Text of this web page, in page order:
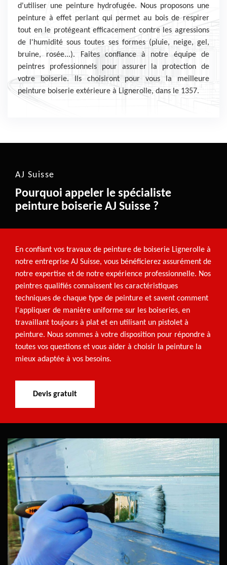
d'utiliser une peinture hydrofugée. Nous proposons une
peinture à effet perlant qui permet au bois de respirer
tout en le protégeant efficacement contre les agressions
de l'humidité sous toutes ses formes (pluie, neige, gel,
bruine, rosée...). Faites confiance à notre équipe de
peintres professionnels pour assurer la protection de
votre boiserie. Ils choisiront pour vous la meilleure
peinture boiserie extérieure à Lignerolle, dans le 1357.
AJ Suisse
Pourquoi appeler le spécialiste
peinture boiserie AJ Suisse ?
En confiant vos travaux de peinture de boiserie Lignerolle à
notre entreprise AJ Suisse, vous bénéficierez assurément de
notre expertise et de notre expérience professionnelle. Nos
peintres qualifiés connaissent les caractéristiques
techniques de chaque type de peinture et savent comment
l'appliquer de manière uniforme sur les boiseries, en
travaillant toujours à plat et en utilisant un pistolet à
peinture. Nous sommes à votre disposition pour répondre à
toutes vos questions et vous aider à choisir la peinture la
mieux adaptée à vos besoins.
Devis gratuit